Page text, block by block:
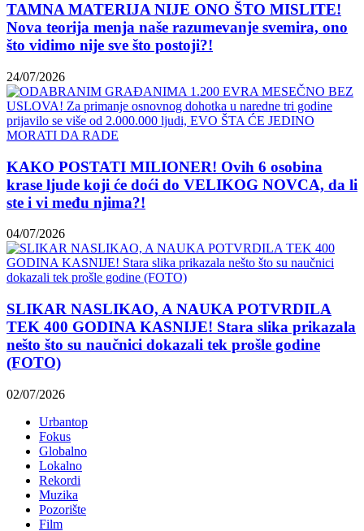
TAMNA MATERIJA NIJE ONO ŠTO MISLITE!
Nova teorija menja naše razumevanje svemira, ono
što vidimo nije sve što postoji?!
24/07/2026
KAKO POSTATI MILIONER! Ovih 6 osobina
krase ljude koji će doći do VELIKOG NOVCA, da li
ste i vi među njima?!
04/07/2026
SLIKAR NASLIKAO, A NAUKA POTVRDILA
TEK 400 GODINA KASNIJE! Stara slika prikazala
nešto što su naučnici dokazali tek prošle godine
(FOTO)
02/07/2026
Urbantop
Fokus
Globalno
Lokalno
Rekordi
Muzika
Pozorište
Film